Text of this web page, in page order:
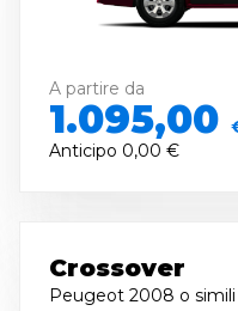
A partire da
1.095,00
Anticipo 0,00 €
Crossover
Peugeot 2008 o simili